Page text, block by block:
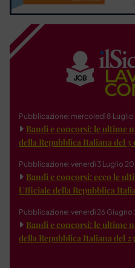
Pubblicazione: mercoledì 8
Bandi e concorsi: le ultime
della Repubblica Italiana del 3
Pubblicazione: venerdì 3 Luglio
Bandi e concorsi: ecco le
Ufficiale della Repubblica
Pubblicazione: venerdì 26 Giugno
Bandi e concorsi: le ultime
della Repubblica Italiana del